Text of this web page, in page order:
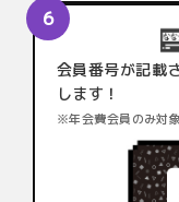
会員番号が記載
します！
※年会費会員のみ対象